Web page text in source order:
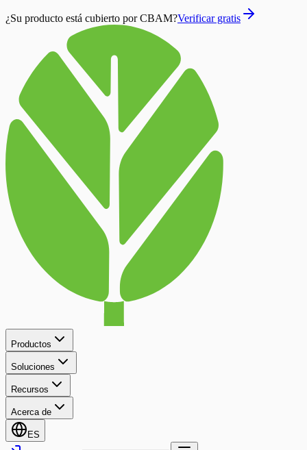
¿Su producto está cubierto por CBAM?Verificar gratis
Productos
Soluciones
Recursos
Acerca de
ES